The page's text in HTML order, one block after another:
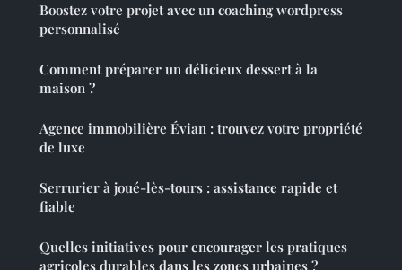
Boostez votre projet avec un coaching wordpress
personnalisé
Comment préparer un délicieux dessert à la
maison ?
Agence immobilière Évian : trouvez votre propriété
de luxe
Serrurier à joué-lès-tours : assistance rapide et
fiable
Quelles initiatives pour encourager les pratiques
agricoles durables dans les zones urbaines ?